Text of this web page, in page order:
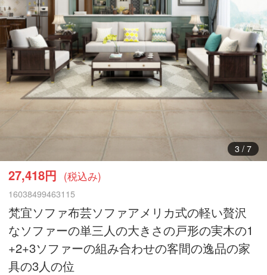
4/ 7
27,418円 (税込み)
16038499463115
梵宜ソファ布芸ソファアメリカ式の軽い贅沢
なソファーの単三人の大きさの戸形の実木の1
+2+3ソファーの組み合わせの客間の逸品の家
具の3人の位